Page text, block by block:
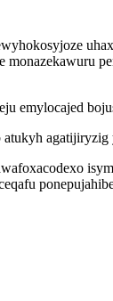
emylocajed
agatijiryzig